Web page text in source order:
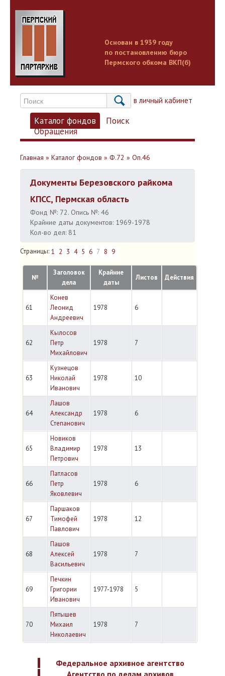
Основан в 1939 году
по постановлению бюро
Пермского обкома ВКП(б)
Вход в личный кабинет
Каталог фондов
Поиск
Обращения
Главная » Каталог фондов » Ф.72 » Оп.46
Документы Березовского райкома
КПСС, Пермская область
Фонд №: 72. Опись №: 46
Крайние даты документов: 1969-1978
Кол-во дел: 81
Страницы: 1 2 3 4 5 6 7 8 9
№
Заголовок
дела
Крайние
даты
Листов Действия
61
Конев
Леонид
Андреевич
1978 6
62
Кылосов
Петр
Михайлович
1978 7
63
Кузнецов
Николай
Иванович
1978 10
64
Лашов
Александр
Степанович
1978 6
65
Новиков
Владимир
Петрович
1978 13
66
Патласов
Петр
Яковлевич
1978 6
67
Паршаков
Тимофей
Павлович
1978 12
68
Пашов
Алексей
Васильевич
1978 7
69
Печкин
Григории
Иванович
1977-1978 5
70
Пятышев
Михаил
Николаевич
1978 7
Федеральное архивное агентство
Агентство по делам архивов